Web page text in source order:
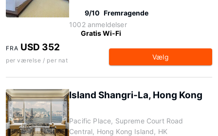
9/10 Fremragende
1002 anmeldelser
Gratis Wi-Fi
FRA USD 352
per værelse / per nat Vælg
Island Shangri-La, Hong Kong
Pacific Place, Supreme Court Road
Central, Hong Kong Island, HK